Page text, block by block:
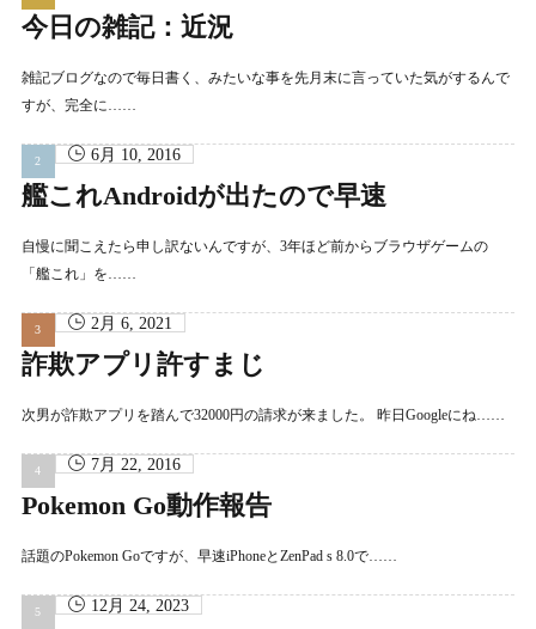
今日の雑記：近況
雑記ブログなので毎日書く、みたいな事を先月末に言っていた気がするんで
すが、完全に……
6月 10, 2016
艦これAndroidが出たので早速
自慢に聞こえたら申し訳ないんですが、3年ほど前からブラウザゲームの
「艦これ」を……
2月 6, 2021
詐欺アプリ許すまじ
次男が詐欺アプリを踏んで32000円の請求が来ました。 昨日Googleにね……
7月 22, 2016
Pokemon Go動作報告
話題のPokemon Goですが、早速iPhoneとZenPad s 8.0で……
12月 24, 2023